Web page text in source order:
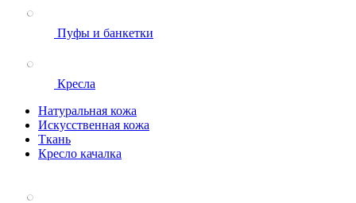
Пуфы и банкетки
Кресла
Натуральная кожа
Искусственная кожа
Ткань
Кресло качалка